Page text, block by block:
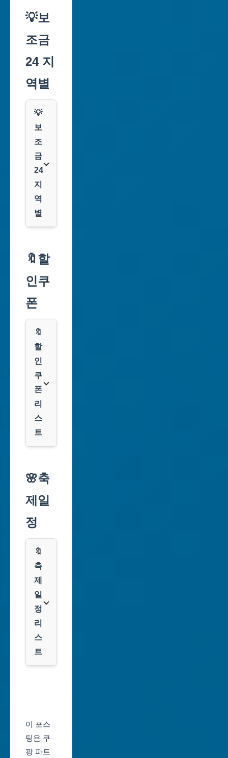
💡보
조금
24 지
역별
💡
보
조
금
24
지
역
별
울
특
별
부
산
광
역
시
대
인
광
역
주
광
역
시
대
전
광
광
🔖할
인쿠
폰
🔖
할
인
쿠
폰
리
스
트
리
스
레
쿠
팡
클
룩
🌸축
제일
정
🔖
축
제
일
정
리
스
트
일
정
이 포스
팅은 쿠
팡 파트